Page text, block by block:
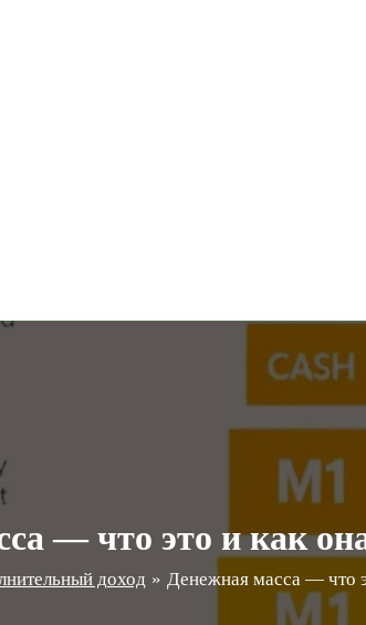
— что это и как
доход Денежная масса — что